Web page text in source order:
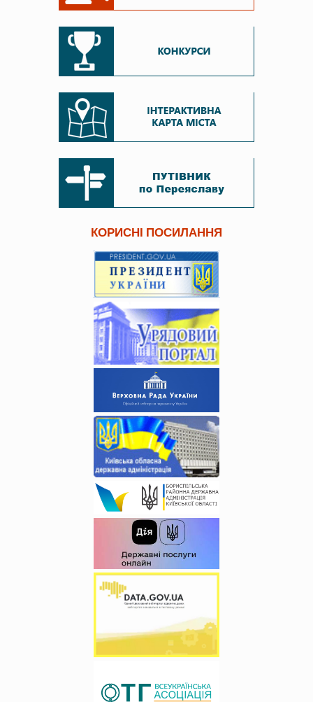
КОРИСНІ ПОСИЛАННЯ